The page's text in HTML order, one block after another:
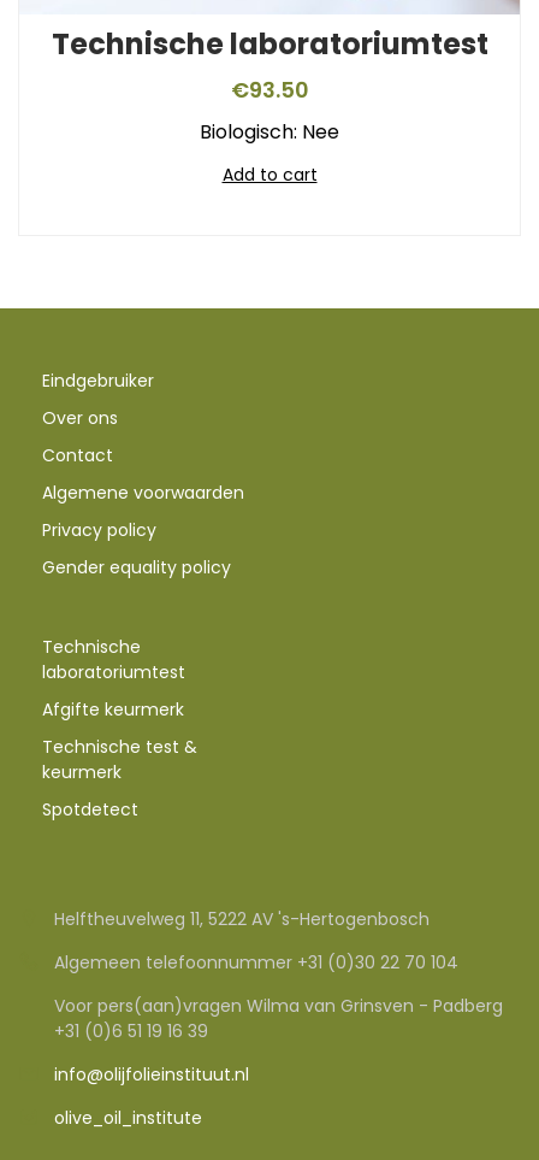
Technische laboratoriumtest
€93.50
Biologisch: Nee
Add to cart
Eindgebruiker
Over ons
Contact
Algemene voorwaarden
Privacy policy
Gender equality policy
Technische
laboratoriumtest
Afgifte keurmerk
Technische test &
keurmerk
Spotdetect
Helftheuvelweg 11, 5222 AV 's-Hertogenbosch
Algemeen telefoonnummer +31 (0)30 22 70 104
Voor pers(aan)vragen Wilma van Grinsven - Padberg
+31 (0)6 51 19 16 39
info@olijfolieinstituut.nl
olive_oil_institute